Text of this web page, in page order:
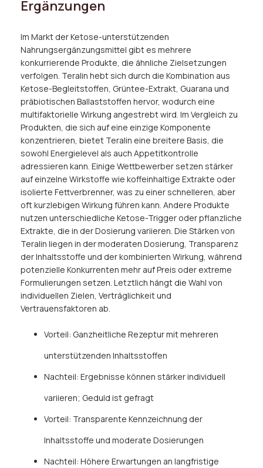
Ergänzungen
Im Markt der Ketose-unterstützenden
Nahrungsergänzungsmittel gibt es mehrere
konkurrierende Produkte, die ähnliche Zielsetzungen
verfolgen. Teralin hebt sich durch die Kombination aus
Ketose-Begleitstoffen, Grüntee-Extrakt, Guarana und
präbiotischen Ballaststoffen hervor, wodurch eine
multifaktorielle Wirkung angestrebt wird. Im Vergleich zu
Produkten, die sich auf eine einzige Komponente
konzentrieren, bietet Teralin eine breitere Basis, die
sowohl Energielevel als auch Appetitkontrolle
adressieren kann. Einige Wettbewerber setzen stärker
auf einzelne Wirkstoffe wie koffeinhaltige Extrakte oder
isolierte Fettverbrenner, was zu einer schnelleren, aber
oft kurzlebigen Wirkung führen kann. Andere Produkte
nutzen unterschiedliche Ketose-Trigger oder pflanzliche
Extrakte, die in der Dosierung variieren. Die Stärken von
Teralin liegen in der moderaten Dosierung, Transparenz
der Inhaltsstoffe und der kombinierten Wirkung, während
potenzielle Konkurrenten mehr auf Preis oder extreme
Formulierungen setzen. Letztlich hängt die Wahl von
individuellen Zielen, Verträglichkeit und
Vertrauensfaktoren ab.
Vorteil: Ganzheitliche Rezeptur mit mehreren
unterstützenden Inhaltsstoffen
Nachteil: Ergebnisse können stärker individuell
variieren; Geduld ist gefragt
Vorteil: Transparente Kennzeichnung der
Inhaltsstoffe und moderate Dosierungen
Nachteil: Höhere Erwartungen an langfristige